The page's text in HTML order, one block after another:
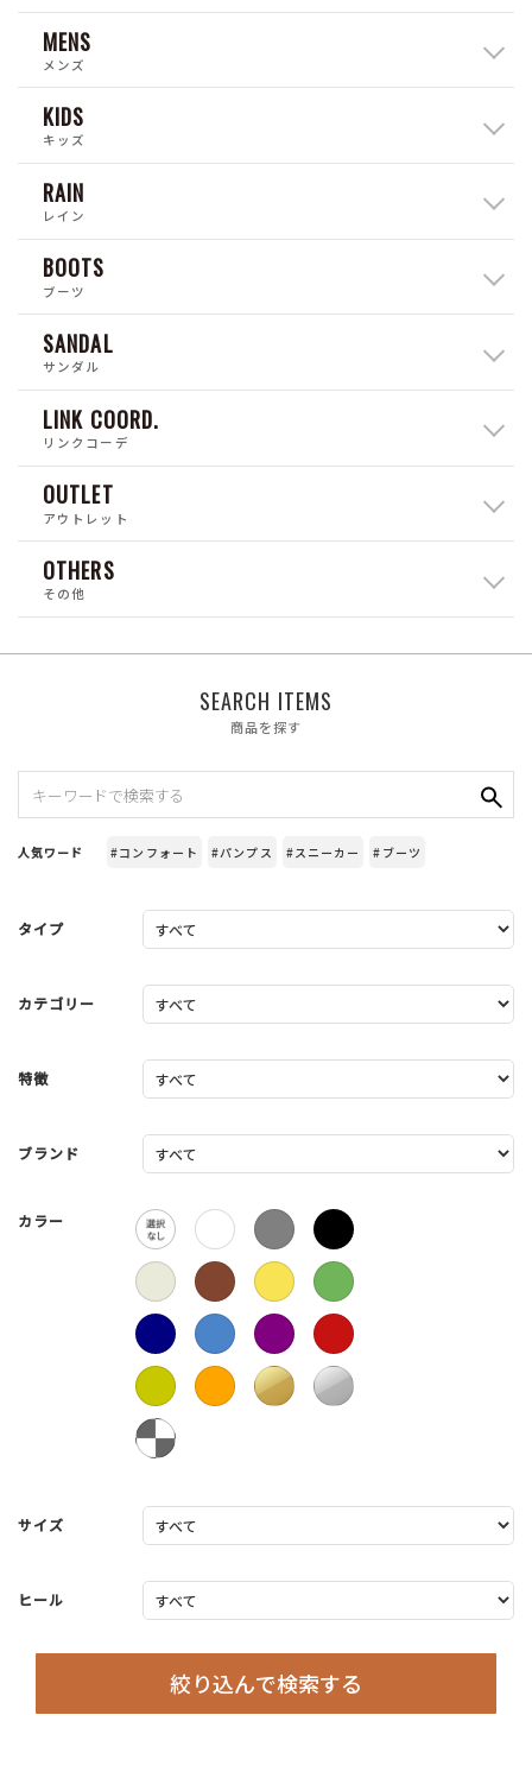
MENS
メンズ
KIDS
キッズ
RAIN
レイン
BOOTS
ブーツ
SANDAL
サンダル
LINK COORD.
リンクコーデ
OUTLET
アウトレット
OTHERS
その他
SEARCH ITEMS
商品を探す
人気ワード #コンフォート #パンプス #スニーカー #ブーツ
タイプ
カテゴリー
特徴
ブランド
カラー
サイズ
ヒール
絞り込んで検索する